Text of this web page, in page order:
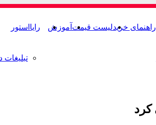
راهنمای خریدلیست قیمت آموزش رایااستور
تبلیغات